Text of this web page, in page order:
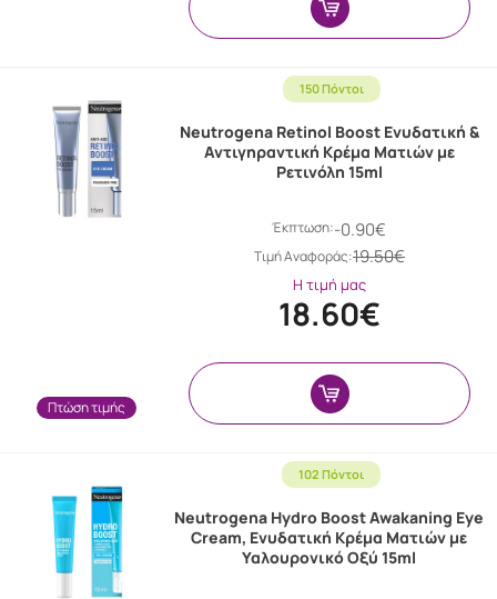
150 Πόντοι
Πτώση τιμής
Neutrogena Retinol Boost Ενυδατική &
Αντιγηραντική Κρέμα Ματιών με
Ρετινόλη 15ml
Έκπτωση:-0.90€
Tιμή Αναφοράς:19.50€
Η τιμή μας
18.60€
102 Πόντοι
Neutrogena Hydro Boost Awakaning Eye
Cream, Ενυδατική Κρέμα Ματιών με
Υαλουρονικό Οξύ 15ml